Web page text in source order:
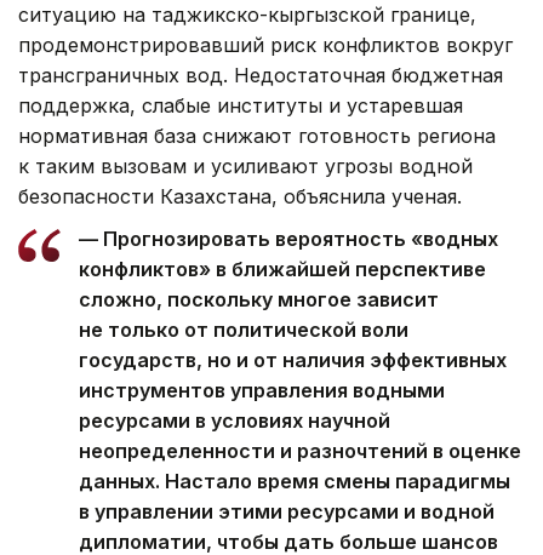
ситуацию на таджикско-кыргызской границе,
продемонстрировавший риск конфликтов вокруг
трансграничных вод. Недостаточная бюджетная
поддержка, слабые институты и устаревшая
нормативная база снижают готовность региона
к таким вызовам и усиливают угрозы водной
безопасности Казахстана, объяснила ученая.
— Прогнозировать вероятность «водных
конфликтов» в ближайшей перспективе
сложно, поскольку многое зависит
не только от политической воли
государств, но и от наличия эффективных
инструментов управления водными
ресурсами в условиях научной
неопределенности и разночтений в оценке
данных. Настало время смены парадигмы
в управлении этими ресурсами и водной
дипломатии, чтобы дать больше шансов